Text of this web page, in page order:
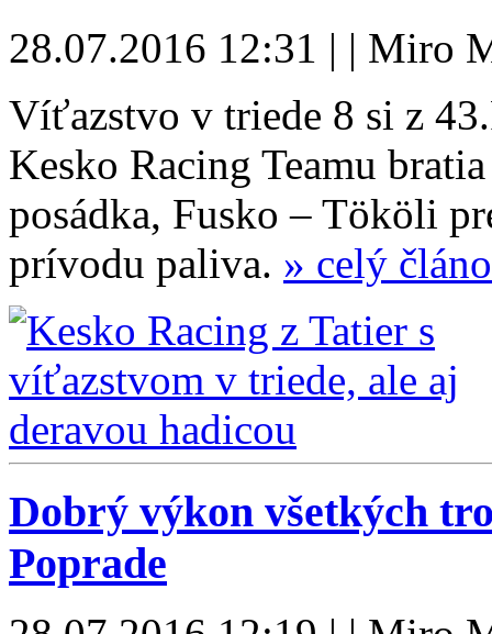
28.07.2016 12:31 | | Miro
Víťazstvo v triede 8 si z
Kesko Racing Teamu
posádka, Fusko – Tököli
prívodu paliva. » celý
Dobrý výkon všetkých
Poprade